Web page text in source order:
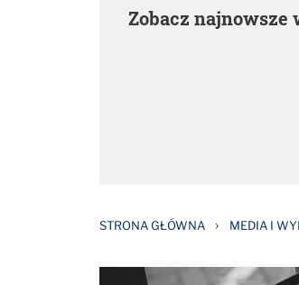
Zobacz najnowsze
STRONA GŁÓWNA › MEDIA I